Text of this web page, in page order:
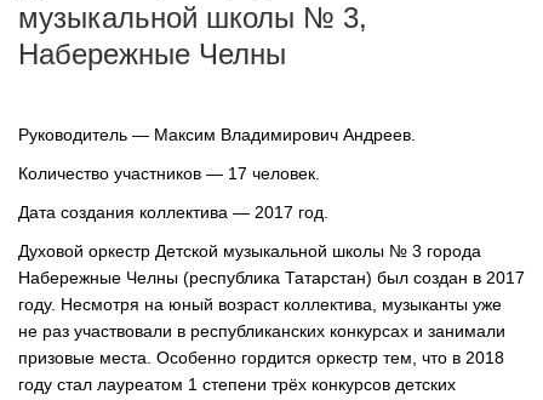
музыкальной школы № 3,
Набережные Челны
Руководитель — Максим Владимирович Андреев.
Количество участников — 17 человек.
Дата создания коллектива — 2017 год.
Духовой оркестр Детской музыкальной школы № 3 города
Набережные Челны (республика Татарстан) был создан в 2017
году. Несмотря на юный возраст коллектива, музыканты уже
не раз участвовали в республиканских конкурсах и занимали
призовые места. Особенно гордится оркестр тем, что в 2018
году стал лауреатом 1 степени трёх конкурсов детских